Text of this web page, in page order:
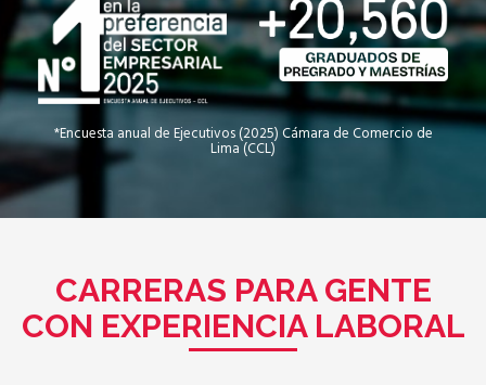
*Encuesta anual de Ejecutivos (2025) Cámara de Comercio de
Lima (CCL)
CARRERAS PARA GENTE
CON EXPERIENCIA LABORAL